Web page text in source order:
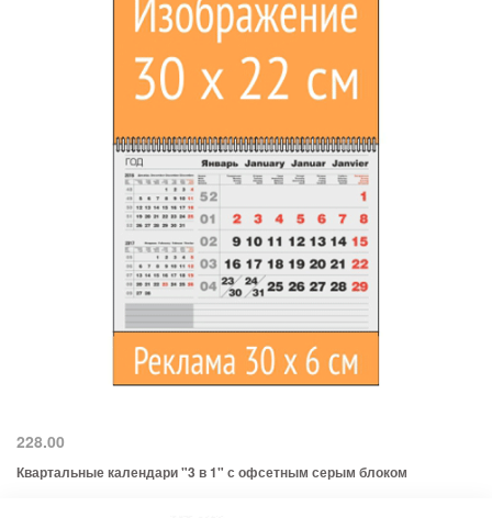
228.00
Квартальные календари "3 в 1" с офсетным серым блоком